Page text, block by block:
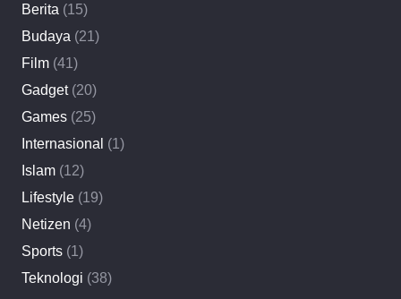
Berita (15)
Budaya (21)
Film (41)
Gadget(20)
Games (25)
Internasional (1)
Islam (12)
Lifestyle (19)
Netizen (4)
Sports (1)
Teknologi (38)